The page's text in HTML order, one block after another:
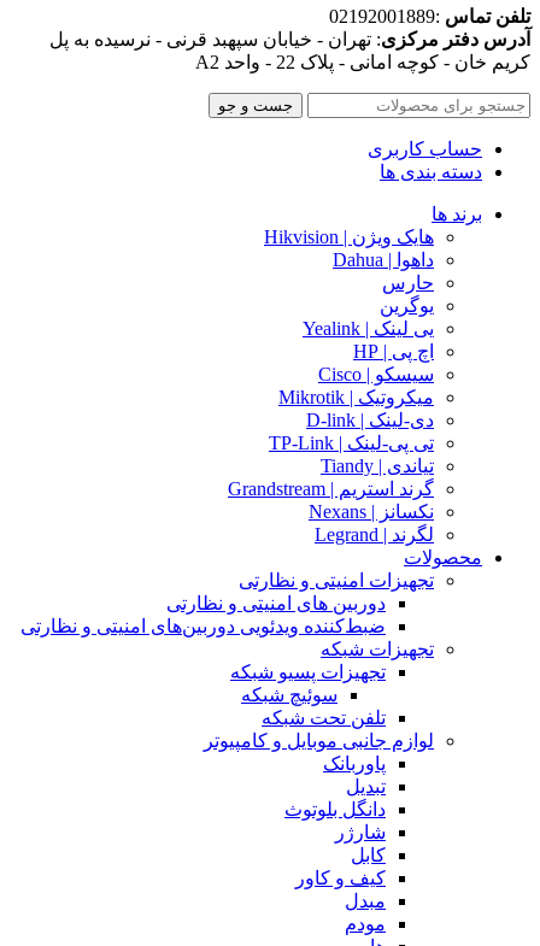
تلفن تماس :02192001889
آدرس دفتر مرکزی: تهران - خیابان سپهبد قرنی - نرسیده به پل
کریم خان - کوچه امانی - پلاک 22 - واحد A2
جست و جو
حساب کاربری
دسته بندی ها
برند ها
هایک ویژن | Hikvision
داهوا | Dahua
حارس
یوگرین
یی لینک | Yealink
اچ پی | HP
سیسکو | Cisco
میکروتیک | Mikrotik
دی-لینک | D-link
تی پی-لینک | TP-Link
تیاندی | Tiandy
گرند استریم | Grandstream
نکسانز | Nexans
لگرند | Legrand
محصولات
تجهیزات امنیتی و نظارتی
دوربین های امنیتی و نظارتی
ضبط‌کننده ویدئویی دوربین‌های امنیتی و نظارتی
تجهیزات شبکه
تجهیزات پسیو شبکه
سوئیچ‌ شبکه
تلفن تحت شبکه
لوازم جانبی موبایل و کامپیوتر
پاوربانک
تبدیل
دانگل بلوتوث
شارژر
کابل
کیف و کاور
مبدل
مودم